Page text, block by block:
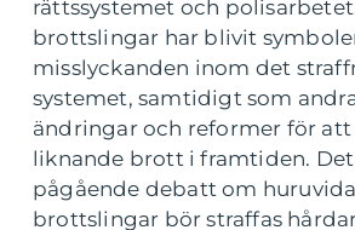
rättssystemet och
brottslingar har blivit
misslyckanden inom det
systemet, samtidigt som
ändringar och reformer för
liknande brott i framtiden. Det
pågående debatt om huruvida
brottslingar bör straffas